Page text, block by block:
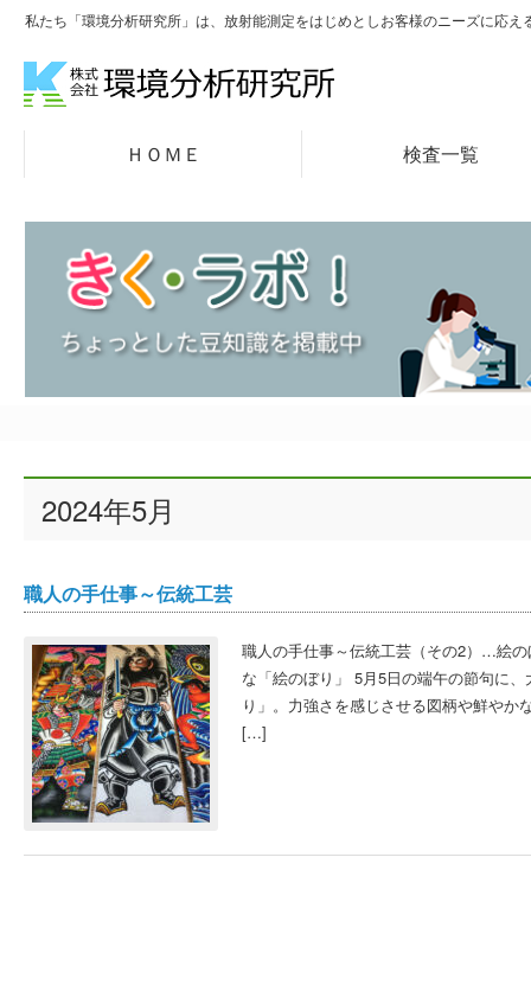
私たち「環境分析研究所」は、放射能測定をはじめとしお客様のニーズに応
ＨＯＭＥ 検査一覧
2024年5月
職人の手仕事～伝統工芸
職人の手仕事～伝統工芸（その2）…絵
な「絵のぼり」 5月5日の端午の節句に
り」。力強さを感じさせる図柄や鮮やか
[…]